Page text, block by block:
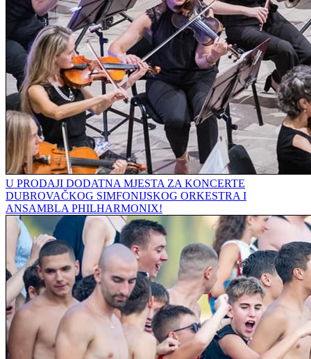
U PRODAJI DODATNA MJESTA ZA KONCERTE
DUBROVAČKOG SIMFONIJSKOG ORKESTRA I
ANSAMBLA PHILHARMONIX!